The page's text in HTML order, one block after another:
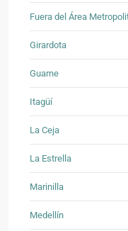
Fuera del Área
Girardota
Guarne
Itagüí
La Ceja
La Estrella
Marinilla
Medellín